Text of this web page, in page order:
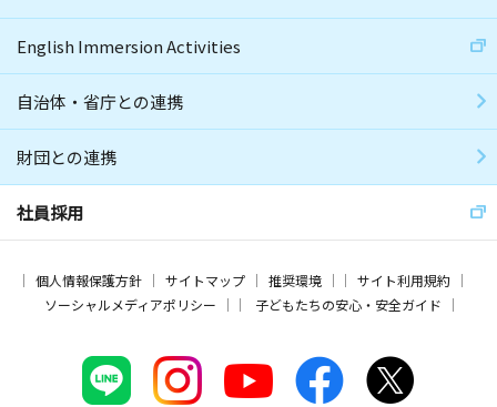
English Immersion Activities
自治体・省庁との連携
財団との連携
社員採用
個人情報保護方針 サイトマップ 推奨環境
サイト利用規約
ソーシャルメディアポリシー
子どもたちの安心・安全ガイド